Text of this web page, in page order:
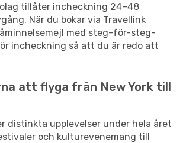
tillåter incheckning 24–48
När du bokar via Travellink
med steg-för-steg-
incheckning så att du är redo att
att flyga från New York till
distinkta upplevelser under hela året
och kulturevenemang till